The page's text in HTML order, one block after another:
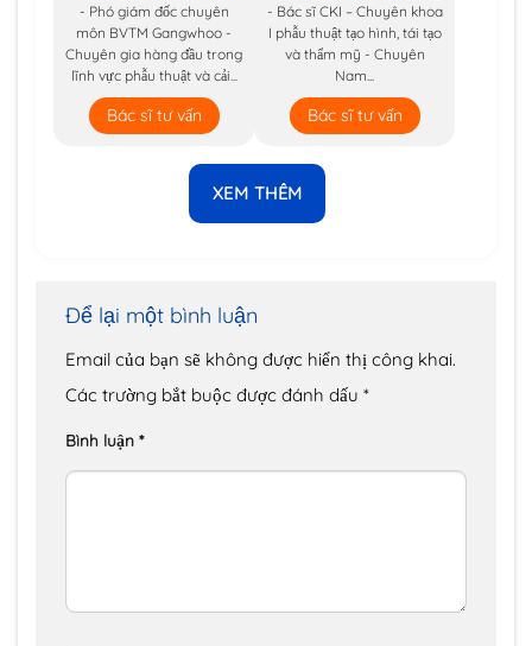
- Phó giám đốc chuyên
môn BVTM Gangwhoo -
Chuyên gia hàng đầu trong
lĩnh vực phẫu thuật và cải...
Bác sĩ tư vấn
- Bác sĩ CKI – Chuyên khoa
I phẫu thuật tạo hình, tái tạo
và thẩm mỹ - Chuyên
Nam...
Bác sĩ tư vấn
XEM THÊM
Để lại một bình luận
Email của bạn sẽ không được hiển thị công khai.
Các trường bắt buộc được đánh dấu *
Bình luận *